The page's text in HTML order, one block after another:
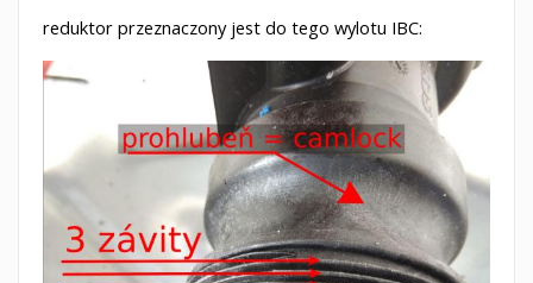
reduktor przeznaczony jest do tego wylotu IBC: